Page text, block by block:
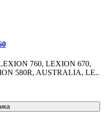
760, LEXION 670,
580R, AUSTRALIA, LE..